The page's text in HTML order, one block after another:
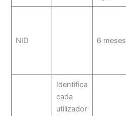
NID 6 meses
Identifica
cada
utilizador